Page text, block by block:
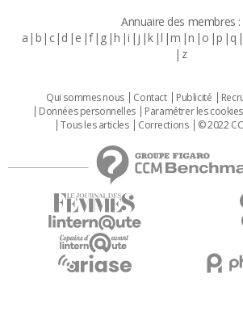
Annuaire des membres :
a b c d e f g h i j k l m n o p q
z
Qui sommes nous Contact Publicité
Données personnelles
Paramétrer les cookies
Tous les articles
Corrections © 2022